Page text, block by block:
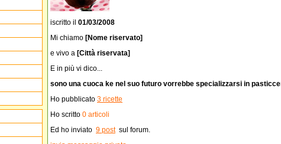
iscritto il 01/03/2008
Mi chiamo [Nome riservato]
e vivo a [Città riservata]
E in più vi dico...
sono una cuoca ke nel suo futuro vorrebbe specializzarsi in
Ho pubblicato 3 ricette
Ho scritto 0 articoli
Ed ho inviato 9 postsul forum.